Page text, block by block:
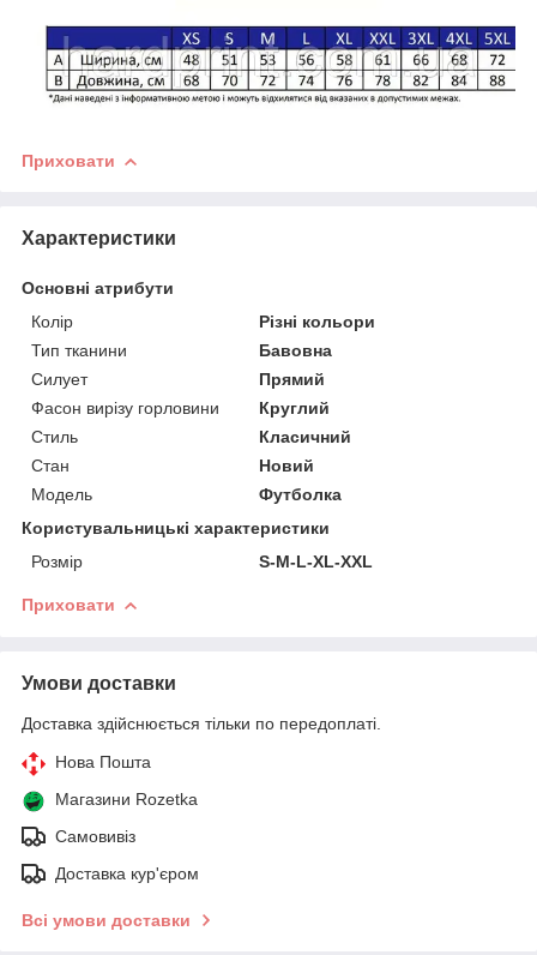
Приховати
Характеристики
Основні атрибути
Колір
Різні кольори
Тип тканини
Бавовна
Силует
Прямий
Фасон вирізу горловини
Круглий
Стиль
Класичний
Стан
Новий
Модель
Футболка
Користувальницькі характеристики
Розмір
S-M-L-XL-XXL
Приховати
Умови доставки
Доставка здійснюється тільки по передоплаті.
Нова Пошта
Магазини Rozetka
Самовивіз
Доставка кур'єром
Всі умови доставки